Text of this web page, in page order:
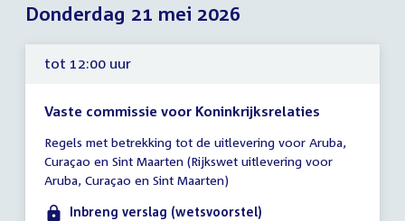
Donderdag 21 mei 2026
tot 12:00 uur
Vaste commissie voor Koninkrijksrelaties
vergadering
tot
12:00
uur
Regels met betrekking tot de uitlevering voor Aruba,
Curaçao en Sint Maarten (Rijkswet uitlevering voor
Aruba, Curaçao en Sint Maarten)
Inbreng verslag (wetsvoorstel)